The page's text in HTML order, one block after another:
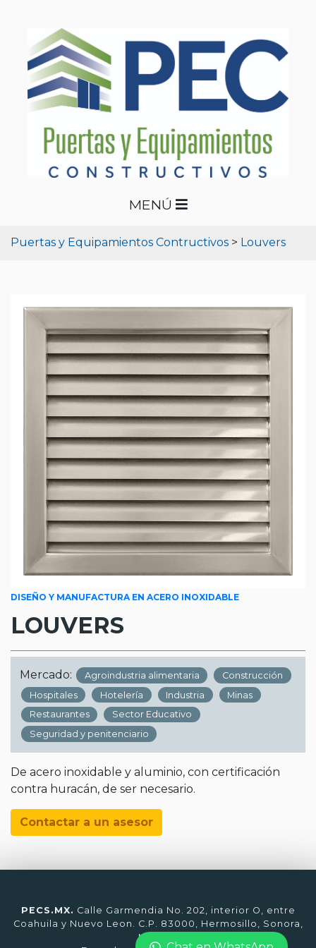
MENÚ
Puertas y Equipamientos Contructivos > Louvers
DISEÑO Y MANUFACTURA EN ACERO INOXIDABLE
LOUVERS
Mercado: Agroindustria alimentaria
Construcción
Hospitales
Hotelería Industria
Minas
Restaurantes
Sector Educativo
Seguridad y penitenciario
De acero inoxidable y aluminio, con certificación
contra huracán, de ser necesario.
Contactar a un asesor
PECS.MX. Calle Garmendia No. 202, interior O, entre
Coahuila y Nuevo Leon. C.P. 83000, Hermosillo, Sonora,
México.